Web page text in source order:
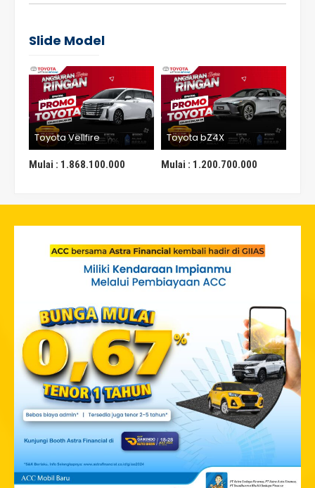
Slide Model
Toyota Vellfire
Mulai : 1.868.100.000
Toyota bZ4X
Mulai : 1.200.700.000